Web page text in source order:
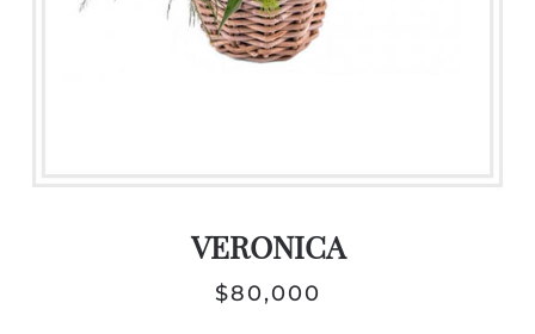
VERONICA
$80,000